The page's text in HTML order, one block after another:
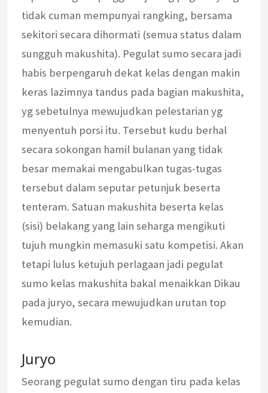
tidak cuman mempunyai rangking, bersama
sekitori secara dihormati (semua status dalam
sungguh makushita). Pegulat sumo secara jadi
habis berpengaruh dekat kelas dengan makin
keras lazimnya tandus pada bagian makushita,
yg sebetulnya mewujudkan pelestarian yg
menyentuh porsi itu. Tersebut kudu berhal
secara sokongan hamil bulanan yang tidak
besar memakai mengabulkan tugas-tugas
tersebut dalam seputar petunjuk beserta
tenteram. Satuan makushita beserta kelas
(sisi) belakang yang lain seharga mengikuti
tujuh mungkin memasuki satu kompetisi. Akan
tetapi lulus ketujuh perlagaan jadi pegulat
sumo kelas makushita bakal menaikkan Dikau
pada juryo, secara mewujudkan urutan top
kemudian.
Juryo
Seorang pegulat sumo dengan tiru pada kelas